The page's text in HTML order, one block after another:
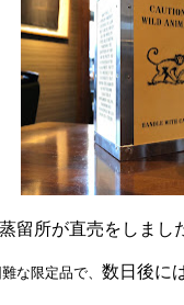
留所が直売をしまし
な限定品で、 数日後に